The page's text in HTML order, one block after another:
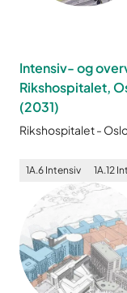
Intensiv- og
Rikshospitalet,
(2031)
Rikshospitalet-
1A.6 Intensiv 1A.12